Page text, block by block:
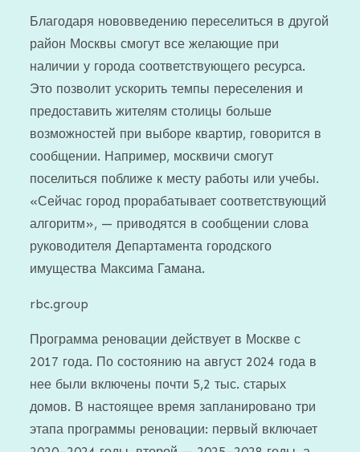
Благодаря нововведению переселиться в другой
район Москвы смогут все желающие при
наличии у города соответствующего ресурса.
Это позволит ускорить темпы переселения и
предоставить жителям столицы больше
возможностей при выборе квартир, говорится в
сообщении. Например, москвичи смогут
поселиться поближе к месту работы или учебы.
«Сейчас город прорабатывает соответствующий
алгоритм», — приводятся в сообщении слова
руководителя Департамента городского
имущества Максима Гамана.
rbc.group
Программа реновации действует в Москве с
2017 года. По состоянию на август 2024 года в
нее были включены почти 5,2 тыс. старых
домов. В настоящее время запланировано три
этапа программы реновации: первый включает